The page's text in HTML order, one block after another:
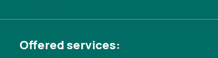
Offered services: